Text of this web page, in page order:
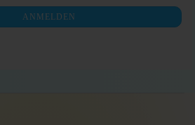
ANMELDEN